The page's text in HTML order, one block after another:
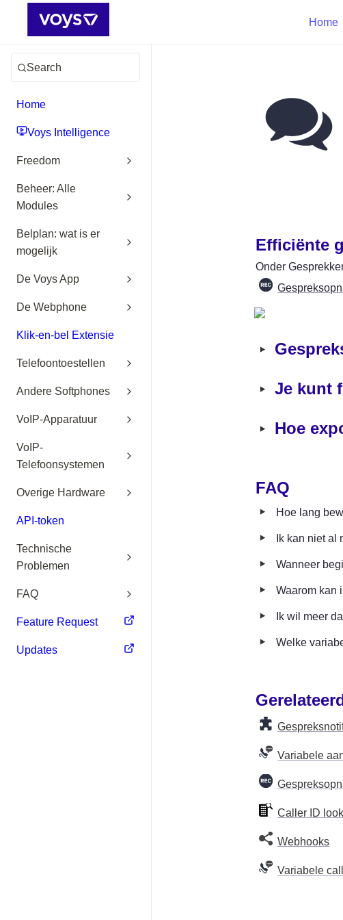
Home
Search
Home
Voys Intelligence
Freedom
Beheer: Alle
Modules
Belplan: wat is er
mogelijk
De Voys App
De Webphone
Klik-en-bel Extensie
Telefoontoestellen
Andere Softphones
VoIP-Apparatuur
VoIP-
Telefoonsystemen
Overige Hardware
API-token
Technische
Problemen
FAQ
Feature Request
Updates
Efficiënte
Onder
‣
‣ Je kunt
‣ Hoe
FAQ
‣ Hoe lang
‣ Ik kan niet
‣ Wanneer
‣ Waarom kan
‣ Ik wil meer
‣ Welke
Variabele
Caller ID
Webhooks
Variabele